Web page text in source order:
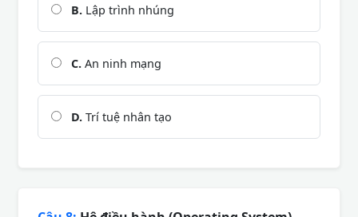
B. Lập trình nhúng
C. An ninh mạng
D. Trí tuệ nhân tạo